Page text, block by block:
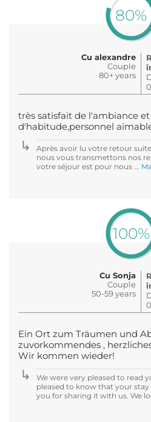
80%
Cu alexandre
Couple
80+ years
très satisfait de l'ambiance
d'habitude,personnel
Après avoir lu votre retour
nous vous transmettons nos
votre séjour est pour nous ...
100%
Cu Sonja
Couple
50-59 years
Ein Ort zum Träumen und
zuvorkommendes ,
Wir kommen wieder!
We were very pleased to read
pleased to know that your
you for sharing it with us. We